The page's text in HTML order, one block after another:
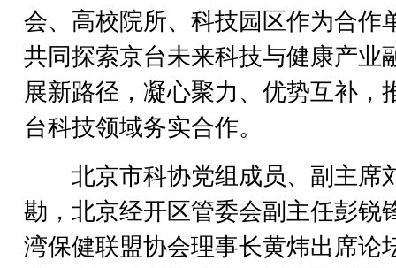
会、高校院所、科技园区作为合作
共同探索京台未来科技与健康产业
展新路径，凝心聚力、优势互补，
台科技领域务实合作。
北京市科协党组成员、副主席
勘，北京经开区管委会副主任彭锐
湾保健联盟协会理事长黄炜出席论